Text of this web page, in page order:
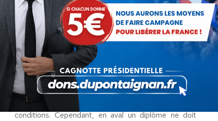
appliqué avec discernement et permet à la
collectivité de ne pas dépenser des sommes
disproportionnées, mais ces examens doivent aussi
conserver des épreuves finales à fort coefficient qui
garantissent une forme d’égalité républicaine.
En amont, tout doit être fait pour mettre les jeunes,
et en particulier ceux des milieux modestes et des
zones déshéritées de banlieue et de la ruralité en
capacité de passer les examens dans les meilleures
conditions. Cependant, en aval un diplôme ne doit